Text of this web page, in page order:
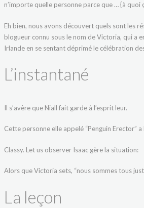
n’importe quelle personne parce que … {à quoi
Eh bien, nous avons découvert quels sont les
blogueur connu sous le nom de Victoria, qui a
Irlande en se sentant déprimé le célébration
L’instantané
Il s’avère que Niall fait garde à l’esprit leur.
Cette personne elle appelé “Penguin Erector”
Classy. Let us observer Isaac gère la situation:
Alors que Victoria sets, “nous sommes tous
La leçon